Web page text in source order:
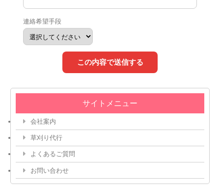
連絡希望手段
この内容で送信する
サイトメニュー
会社案内
草刈り代行
よくあるご質問
お問い合わせ